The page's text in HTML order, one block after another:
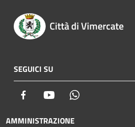
Città di Vimercate
SEGUICI SU
Facebook Youtube
AMMINISTRAZIONE